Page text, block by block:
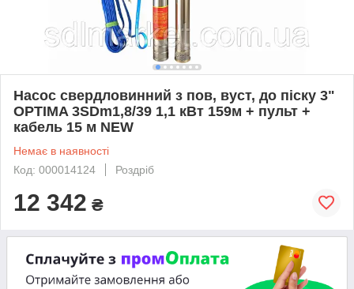
Насос свердловинний з пов, вуст, до піску 3"
OPTIMA 3SDm1,8/39 1,1 кВт 159м + пульт +
кабель 15 м NEW
Немає в наявності
Код: 000014124
Роздріб
12 342 ₴